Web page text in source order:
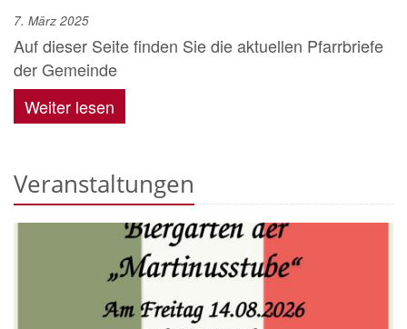
7. März 2025
Auf dieser Seite finden Sie die aktuellen Pfarrbriefe
der Gemeinde
Weiter lesen
Veranstaltungen